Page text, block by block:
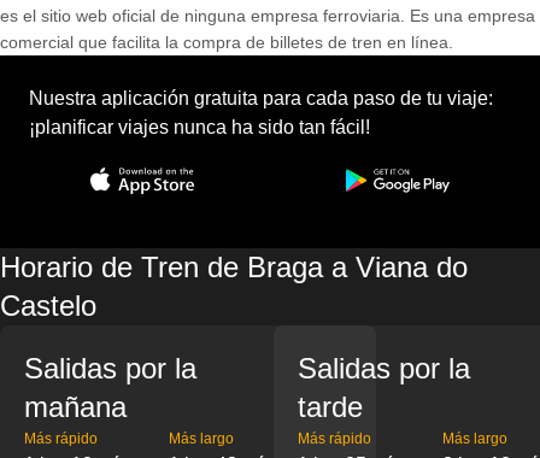
es el sitio web oficial de ninguna empresa ferroviaria. Es una empresa
comercial que facilita la compra de billetes de tren en línea.
Nuestra aplicación gratuita para cada paso de tu viaje:
¡planificar viajes nunca ha sido tan fácil!
Horario de Tren de Braga a Viana do
Castelo
Salidas por la
mañana
Más rápido Más largo
Salidas por la
tarde
Más rápido Más largo